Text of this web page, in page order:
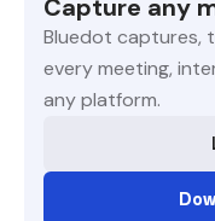
Capture any
Bluedot captures,
every meeting,
any platform.